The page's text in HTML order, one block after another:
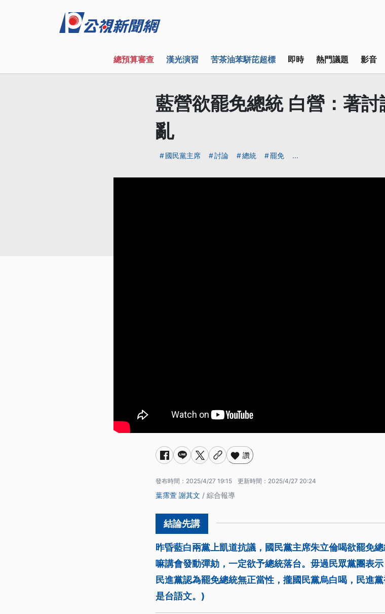
總預算審查 漢光演習 苦茶油苯駢芘超標 即時 熱門議題 影音
藍營欲罷免總統 白營：著討
亂
國民黨主席 討論 總統 罷免 ...
讚
發布時間： 2025/4/27 19:15 更新時間： 2025/4/27 20:24
葉霈萱 謝其文 / 綜合報導
昨昏藍白兩黨上凱道抗議，國民黨主席朱立倫喝欲罷免
嘛講會發動彈劾，一定欲予總統落台。毋過民眾黨團表
民進黨認為罷免總統無正當性，攏國民黨烏白喝，民進
是台語文。)